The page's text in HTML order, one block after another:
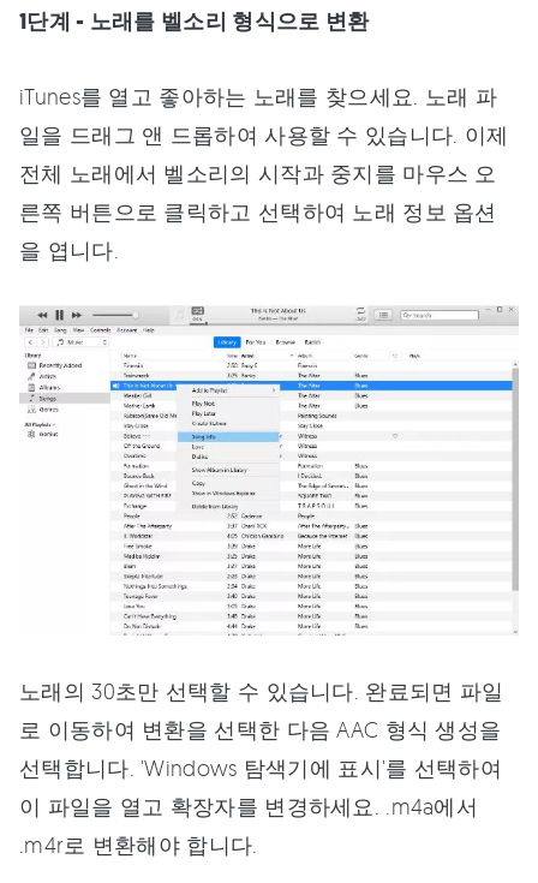
1단계 - 노래를 벨소리 형식으로 변환
iTunes를 열고 좋아하는 노래를 찾으세요. 노래 파
일을 드래그 앤 드롭하여 사용할 수 있습니다. 이제
전체 노래에서 벨소리의 시작과 중지를 마우스 오
른쪽 버튼으로 클릭하고 선택하여 노래 정보 옵션
을 엽니다.
노래의 30초만 선택할 수 있습니다. 완료되면 파일
로 이동하여 변환을 선택한 다음 AAC 형식 생성을
선택합니다. 'Windows 탐색기에 표시'를 선택하여
이 파일을 열고 확장자를 변경하세요. .m4a에서
.m4r로 변환해야 합니다.